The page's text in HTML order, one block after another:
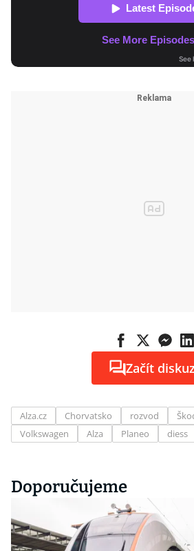
Začít
Alza.cz Chorvatsko rozvod
Volkswagen
Alza Planeo diess
Doporučujeme